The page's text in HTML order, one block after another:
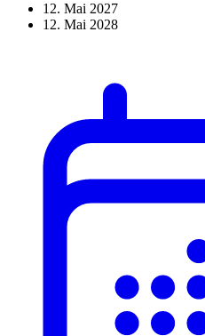
12. Mai 2027
12. Mai 2028